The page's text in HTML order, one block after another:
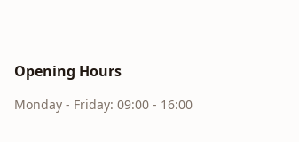
Opening Hours
Monday - Friday: 09:00 - 16:00